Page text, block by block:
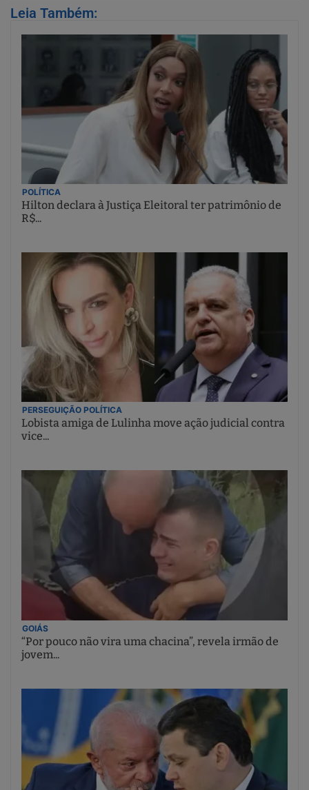
Leia Também:
POLÍTICA
Hilton declara à Justiça Eleitoral ter patrimônio de
R$...
PERSEGUIÇÃO POLÍTICA
Lobista amiga de Lulinha move ação judicial contra
vice...
GOIÁS
“Por pouco não vira uma chacina”, revela irmão de
jovem...